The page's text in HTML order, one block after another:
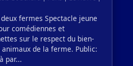
deux fermes Spectacle jeune
comédiennes et
sur le respect du bien-
de la ferme. Public:
par...